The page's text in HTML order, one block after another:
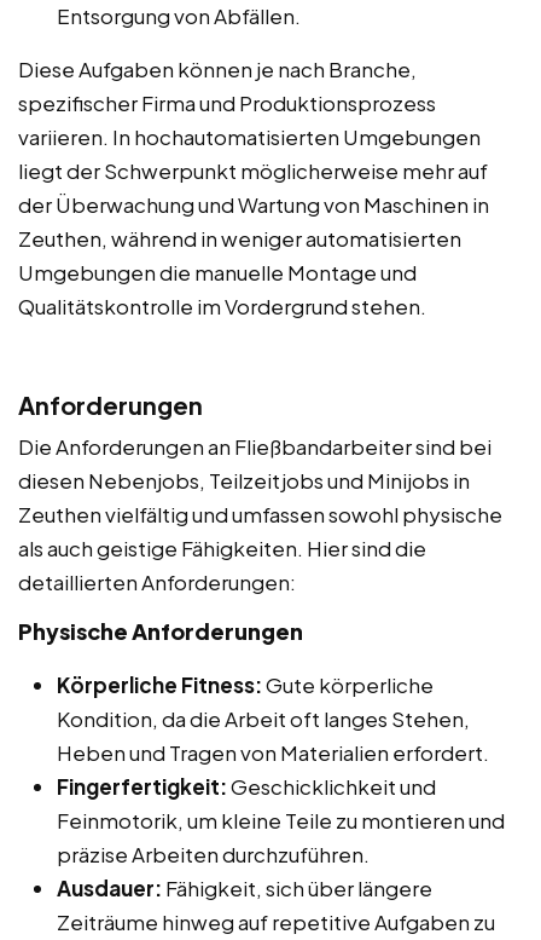
Entsorgung von Abfällen.
Diese Aufgaben können je nach Branche,
spezifischer Firma und Produktionsprozess
variieren. In hochautomatisierten Umgebungen
liegt der Schwerpunkt möglicherweise mehr auf
der Überwachung und Wartung von Maschinen in
Zeuthen, während in weniger automatisierten
Umgebungen die manuelle Montage und
Qualitätskontrolle im Vordergrund stehen.
Anforderungen
Die Anforderungen an Fließbandarbeiter sind bei
diesen Nebenjobs, Teilzeitjobs und Minijobs in
Zeuthen vielfältig und umfassen sowohl physische
als auch geistige Fähigkeiten. Hier sind die
detaillierten Anforderungen:
Physische Anforderungen
Körperliche Fitness:Gute körperliche
Kondition, da die Arbeit oft langes Stehen,
Heben und Tragen von Materialien erfordert.
Fingerfertigkeit:Geschicklichkeit und
Feinmotorik, um kleine Teile zu montieren und
präzise Arbeiten durchzuführen.
Ausdauer: Fähigkeit, sich über längere
Zeiträume hinweg auf repetitive Aufgaben zu